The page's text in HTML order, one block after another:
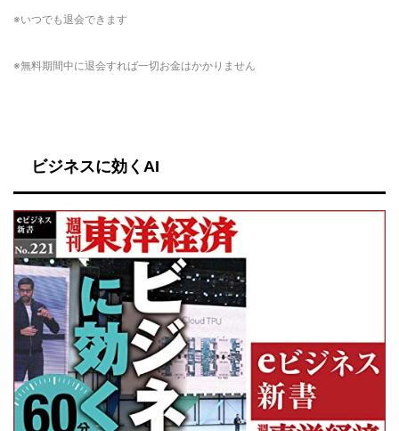
※いつでも退会できます
※無料期間中に退会すれば一切お金はかかりません
ビジネスに効くAI